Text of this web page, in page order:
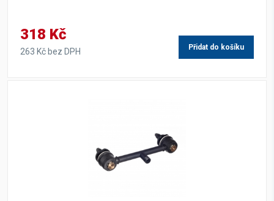
318 Kč
263 Kč bez DPH Přidat do košíku